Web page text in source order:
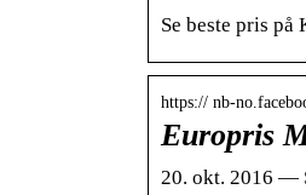
Se beste pris
https:// nb-
Europris
20. okt. 2016 —